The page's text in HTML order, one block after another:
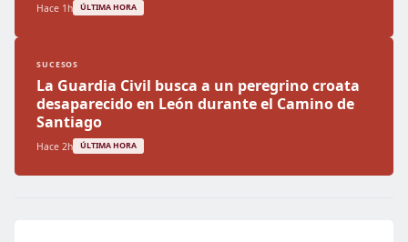
Hace 1h ÚLTIMA HORA
SUCESOS
La Guardia Civil busca a un peregrino croata
desaparecido en León durante el Camino de
Santiago
Hace 2h ÚLTIMA HORA